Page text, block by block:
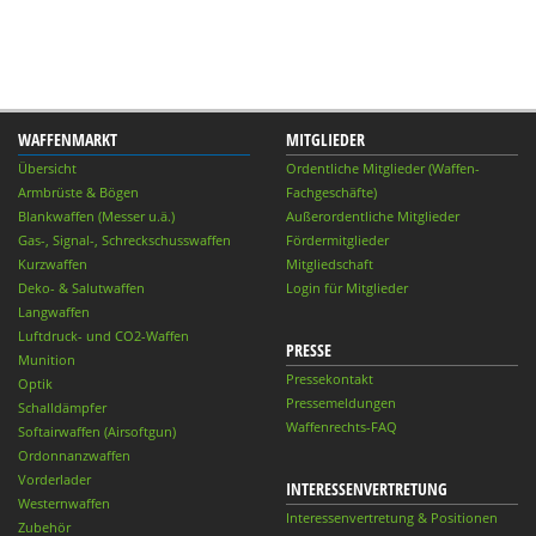
WAFFENMARKT
Übersicht
Armbrüste & Bögen
Blankwaffen (Messer u.ä.)
Gas-, Signal-, Schreckschusswaffen
Kurzwaffen
Deko- & Salutwaffen
Langwaffen
Luftdruck- und CO2-Waffen
Munition
Optik
Schalldämpfer
Softairwaffen (Airsoftgun)
Ordonnanzwaffen
Vorderlader
Westernwaffen
Zubehör
MITGLIEDER
Ordentliche Mitglieder (Waffen-
Fachgeschäfte)
Außerordentliche Mitglieder
Fördermitglieder
Mitgliedschaft
Login für Mitglieder
PRESSE
Pressekontakt
Pressemeldungen
Waffenrechts-FAQ
INTERESSENVERTRETUNG
Interessenvertretung & Positionen